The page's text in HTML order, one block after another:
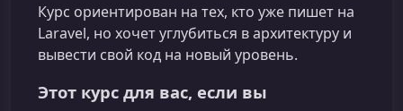
Курс ориентирован на тех, кто уже пишет на
Laravel, но хочет углубиться в архитектуру и
вывести свой код на новый уровень.
Этот курс для вас, если вы